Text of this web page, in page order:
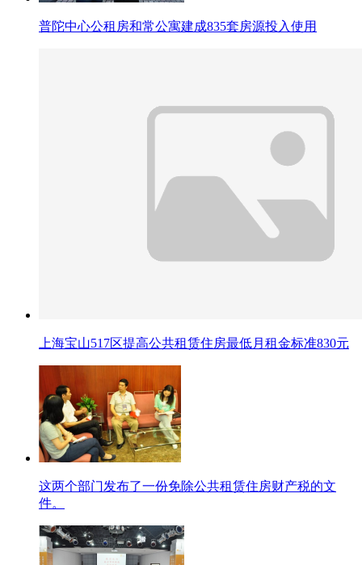
普陀中心公租房和常公寓建成835套房源投入使用
上海宝山517区提高公共租赁住房最低月租金标准830元
这两个部门发布了一份免除公共租赁住房财产税的文
件。